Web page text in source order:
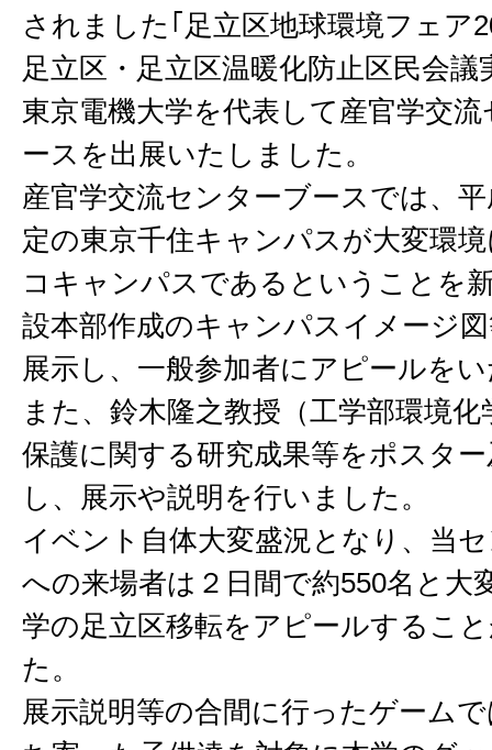
されました｢足立区地球環境フェア
足立区・足立区温暖化防止区民会議
東京電機大学を代表して産官学交
ースを出展いたしました。
産官学交流センターブースでは、
定の東京千住キャンパスが大変環
コキャンパスであるということを
設本部作成のキャンパスイメージ
展示し、一般参加者にアピールを
また、鈴木隆之教授（工学部環境
保護に関する研究成果等をポスタ
し、展示や説明を行いました。
イベント自体大変盛況となり、当
への来場者は２日間で約550名と大
学の足立区移転をアピールするこ
た。
展示説明等の合間に行ったゲーム